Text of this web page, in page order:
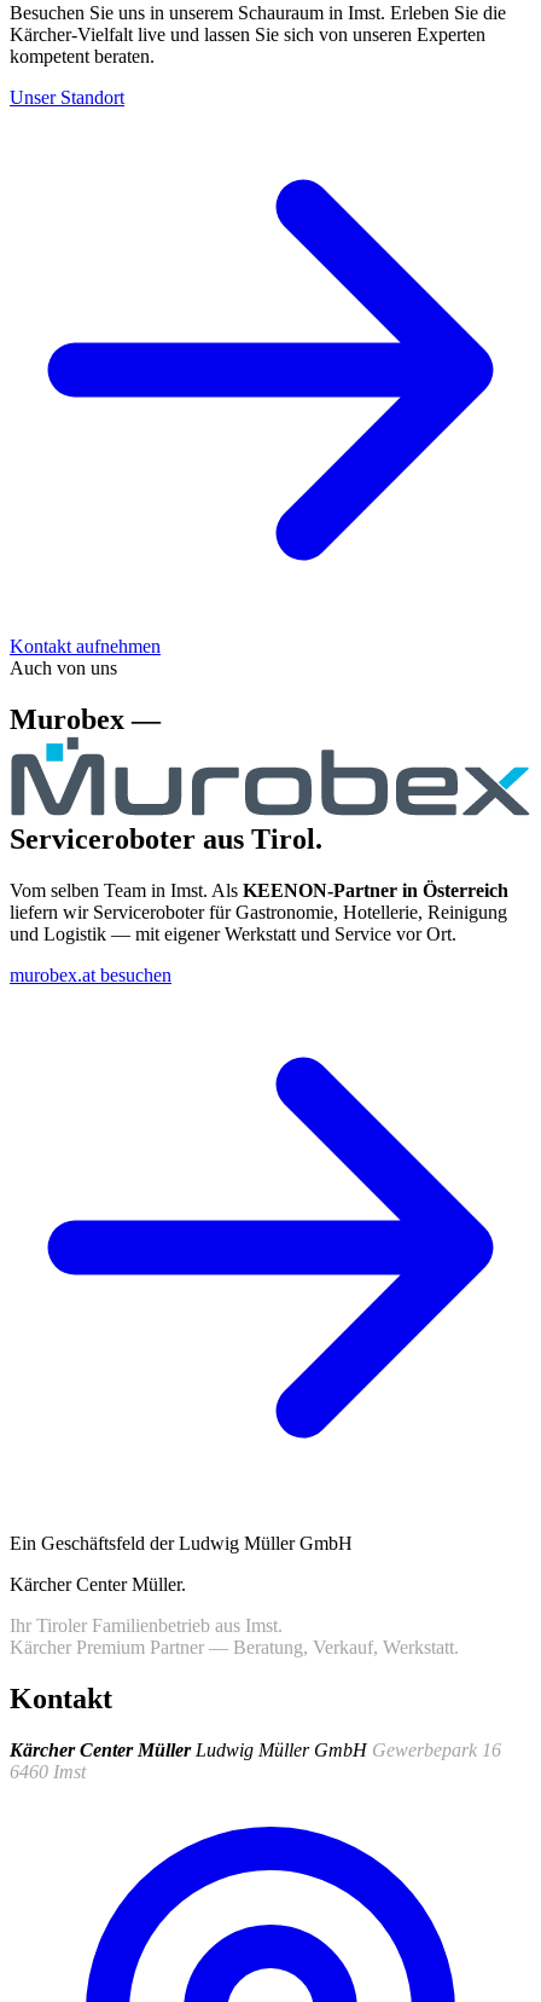
Besuchen Sie uns in unserem Schauraum in Imst. Erleben Sie die
Kärcher-Vielfalt live und lassen Sie sich von unseren Experten
kompetent beraten.
Unser Standort
Kontakt aufnehmen
Auch von uns
Murobex —
Serviceroboter aus Tirol.
Vom selben Team in Imst. Als KEENON-Partner in Österreich
liefern wir Serviceroboter für Gastronomie, Hotellerie, Reinigung
und Logistik — mit eigener Werkstatt und Service vor Ort.
murobex.at besuchen
Ein Geschäftsfeld der Ludwig Müller GmbH
Kärcher Center Müller.
Ihr Tiroler Familienbetrieb aus Imst.
Kärcher Premium Partner — Beratung, Verkauf, Werkstatt.
Kontakt
Kärcher Center Müller Ludwig Müller GmbH Gewerbepark 16
6460 Imst